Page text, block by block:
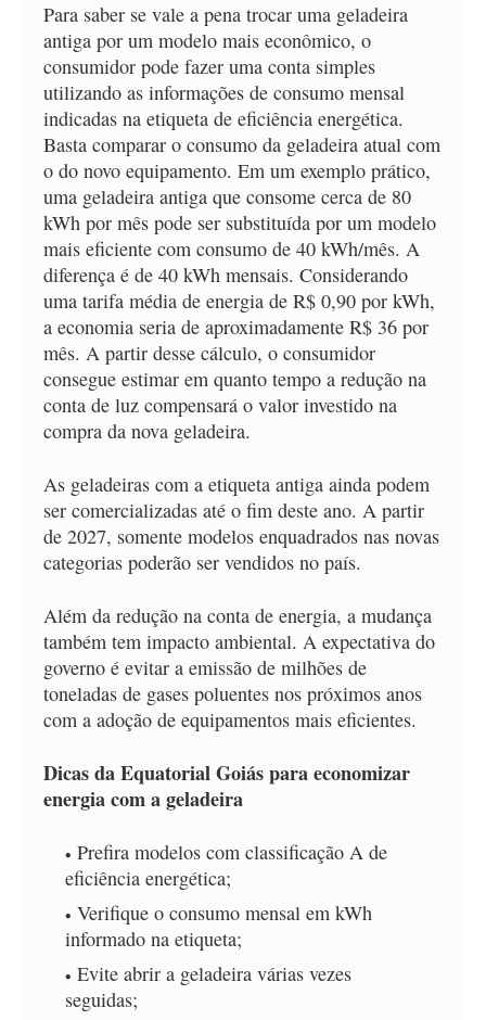
Para saber se vale a pena trocar uma geladeira
antiga por um modelo mais econômico, o
consumidor pode fazer uma conta simples
utilizando as informações de consumo mensal
indicadas na etiqueta de eficiência energética.
Basta comparar o consumo da geladeira atual com
o do novo equipamento. Em um exemplo prático,
uma geladeira antiga que consome cerca de 80
kWh por mês pode ser substituída por um modelo
mais eficiente com consumo de 40 kWh/mês. A
diferença é de 40 kWh mensais. Considerando
uma tarifa média de energia de R$ 0,90 por kWh,
a economia seria de aproximadamente R$ 36 por
mês. A partir desse cálculo, o consumidor
consegue estimar em quanto tempo a redução na
conta de luz compensará o valor investido na
compra da nova geladeira.
As geladeiras com a etiqueta antiga ainda podem
ser comercializadas até o fim deste ano. A partir
de 2027, somente modelos enquadrados nas novas
categorias poderão ser vendidos no país.
Além da redução na conta de energia, a mudança
também tem impacto ambiental. A expectativa do
governo é evitar a emissão de milhões de
toneladas de gases poluentes nos próximos anos
com a adoção de equipamentos mais eficientes.
Dicas da Equatorial Goiás para economizar
energia com a geladeira
Prefira modelos com classificação A de
eficiência energética;
Verifique o consumo mensal em kWh
informado na etiqueta;
Evite abrir a geladeira várias vezes
seguidas;